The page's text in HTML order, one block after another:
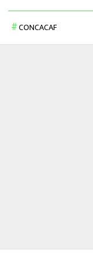
CONCACAF